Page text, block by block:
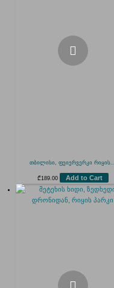
თბილისი, ფეიერვერკი რიყის...
₾189.00 Add to Cart